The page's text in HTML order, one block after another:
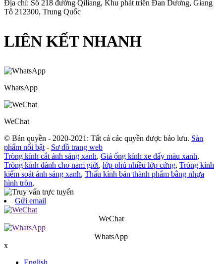
Địa chỉ: Số 218 đường Qiliang, Khu phát triển Đan Dương, Giang
Tô 212300, Trung Quốc
LIÊN KẾT NHANH
WhatsApp
WeChat
© Bản quyền - 2020-2021: Tất cả các quyền được bảo lưu. Sản
phẩm nổi bật - Sơ đồ trang web
Tròng kính cắt ánh sáng xanh, Giá ống kính xe đẩy màu xanh,
Tròng kính dành cho nam giới, lớp phủ nhiều lớp cứng, Tròng kính
kiểm soát ánh sáng xanh, Thấu kính bán thành phẩm bằng nhựa
hình tròn,
Gửi email
WeChat
WhatsApp
x